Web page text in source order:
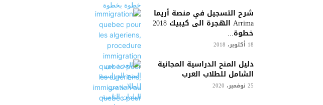
شرح التسجيل في منصة أريما
Arrima الهجرة الى كيبيك 2018
خطوة...
18 أكتوبر، 2018
دليل المنح الدراسية المجانية
الشامل للطلاب العرب
25 نوفمبر، 2020